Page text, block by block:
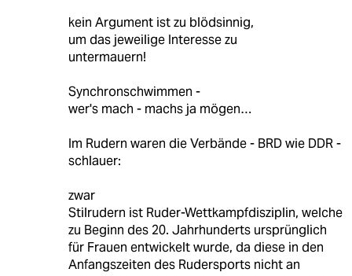
kein Argument ist zu blödsinnig,
um das jeweilige Interesse zu
untermauern!
Synchronschwimmen -
wer's mach - machs ja mögen…
Im Rudern waren die Verbände - BRD wie DDR -
schlauer:
zwar
Stilrudern ist Ruder-Wettkampfdisziplin, welche
zu Beginn des 20. Jahrhunderts ursprünglich
für Frauen entwickelt wurde, da diese in den
Anfangszeiten des Rudersports nicht an